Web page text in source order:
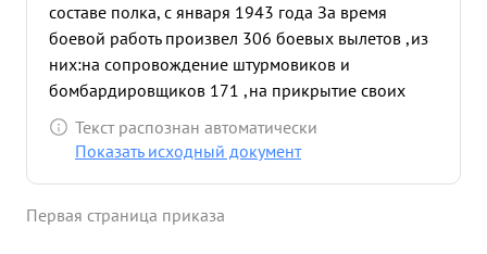
составе полка, с января 1943 года За время
боевой работь произвел 306 боевых вылетов ,из
них:на сопровождение штурмовиков и
бомбардировщиков 171 ,на прикрытие своих
наземных войск 91, ,на штурмовку войск
противника 10 ,на разведку 23 и на охоту 11,с
воздушных боях, в которых лично сбил 18
Текст распознан автоматически
Показать исходный документ
Первая страница приказа